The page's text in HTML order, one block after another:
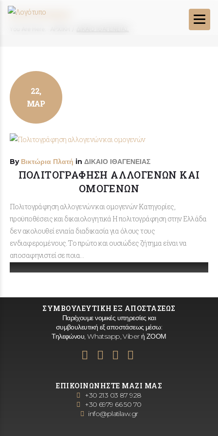
ΔΙΚΑΙΟ ΙΘΑΓΕΝΕΙΑΣ
22,
ΜΑΡ
By Βικτώρια Πλατή in ΔΙΚΑΙΟ ΙΘΑΓΕΝΕΙΑΣ
ΠΟΛΙΤΟΓΡΆΦΗΣΗ ΑΛΛΟΓΕΝΏΝ ΚΑΙ
ΟΜΟΓΕΝΏΝ
Πολιτογράφηση αλλογενών και ομογενών Κατηγορίες,
προϋποθέσεις και δικαιολογητικά Η πολιτογράφηση στην Ελλάδα
δεν ακολουθεί ενιαία διαδικασία για όλους τους
ενδιαφερομένους. Το πρώτο και ουσιώδες ζήτημα είναι να
αποσαφηνιστεί σε ποια…
ΣΥΜΒΟΥΛΕΥΤΙΚΗ ΕΞ ΑΠΟΣΤΑΣΕΩΣ
Παρέχουμε νομικές υπηρεσίες και
συμβουλευτική εξ αποστάσεως μέσω:
Τηλεφώνου, Whatsapp, Viber ή ΖΟΟΜ
ΕΠΙΚΟΙΝΩΝΗΣΤΕ ΜΑΖΙ ΜΑΣ
+30 213 03 87 928
+30 6979 66 50 70
info@platilaw.gr